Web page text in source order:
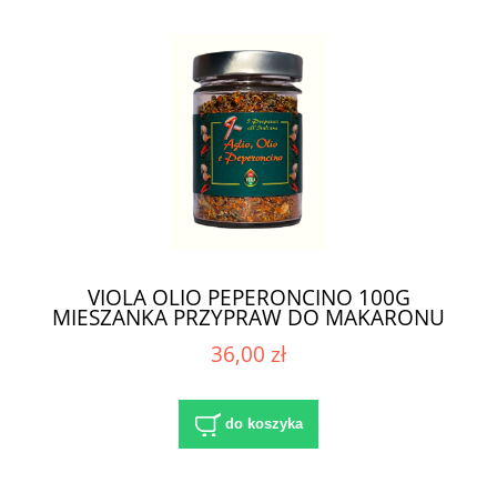
VIOLA OLIO PEPERONCINO 100G
MIESZANKA PRZYPRAW DO MAKARONU
36,00 zł
do koszyka